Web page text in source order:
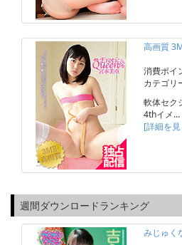
高画質
消費ポイ
カテゴリ
軟体セク
4thイメ…
[詳細を
週間ダウンロードランキング
みじゅく